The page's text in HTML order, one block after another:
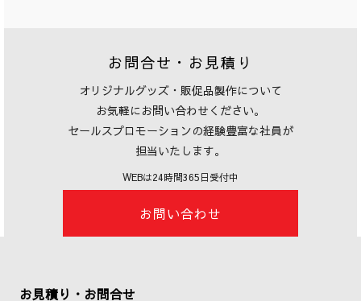
お問合せ・お見積り
オリジナルグッズ・販促品製作について
お気軽にお問い合わせください。
セールスプロモーションの経験豊富な社員が
担当いたします。
WEBは24時間365日受付中
お問い合わせ
お見積り・お問合せ